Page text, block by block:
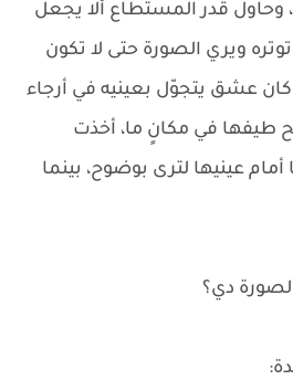
قدر المستطاع ألا يجعل
ويري الصورة حتى لا تكون
عشق يتجوّل بعينيه في أرجاء
طيفها في مكانٍ ما، أخذت
عينيها لترى بوضوح، بينما
دي؟